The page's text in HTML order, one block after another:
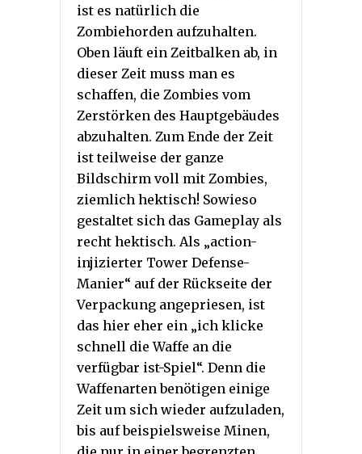
ist es natürlich die
Zombiehorden aufzuhalten.
Oben läuft ein Zeitbalken ab, in
dieser Zeit muss man es
schaffen, die Zombies vom
Zerstörken des Hauptgebäudes
abzuhalten. Zum Ende der Zeit
ist teilweise der ganze
Bildschirm voll mit Zombies,
ziemlich hektisch! Sowieso
gestaltet sich das Gameplay als
recht hektisch. Als „action-
injizierter Tower Defense-
Manier“ auf der Rückseite der
Verpackung angepriesen, ist
das hier eher ein „ich klicke
schnell die Waffe an die
verfügbar ist-Spiel“. Denn die
Waffenarten benötigen einige
Zeit um sich wieder aufzuladen,
bis auf beispielsweise Minen,